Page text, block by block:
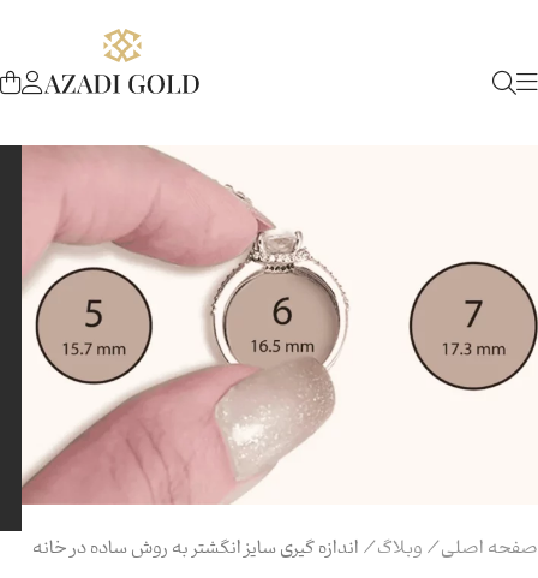
صفحه اصلی/ وبلاگ/ اندازه گیری سایز انگشتر به روش ساده در خانه